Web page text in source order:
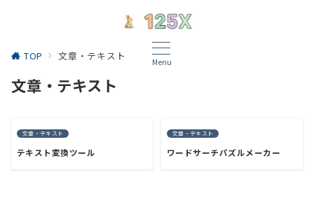
Menu
TOP 文章・テキスト
文章・テキスト
文章・テキスト
テキスト変換ツール
文章・テキスト
ワードサーチパズルメーカー